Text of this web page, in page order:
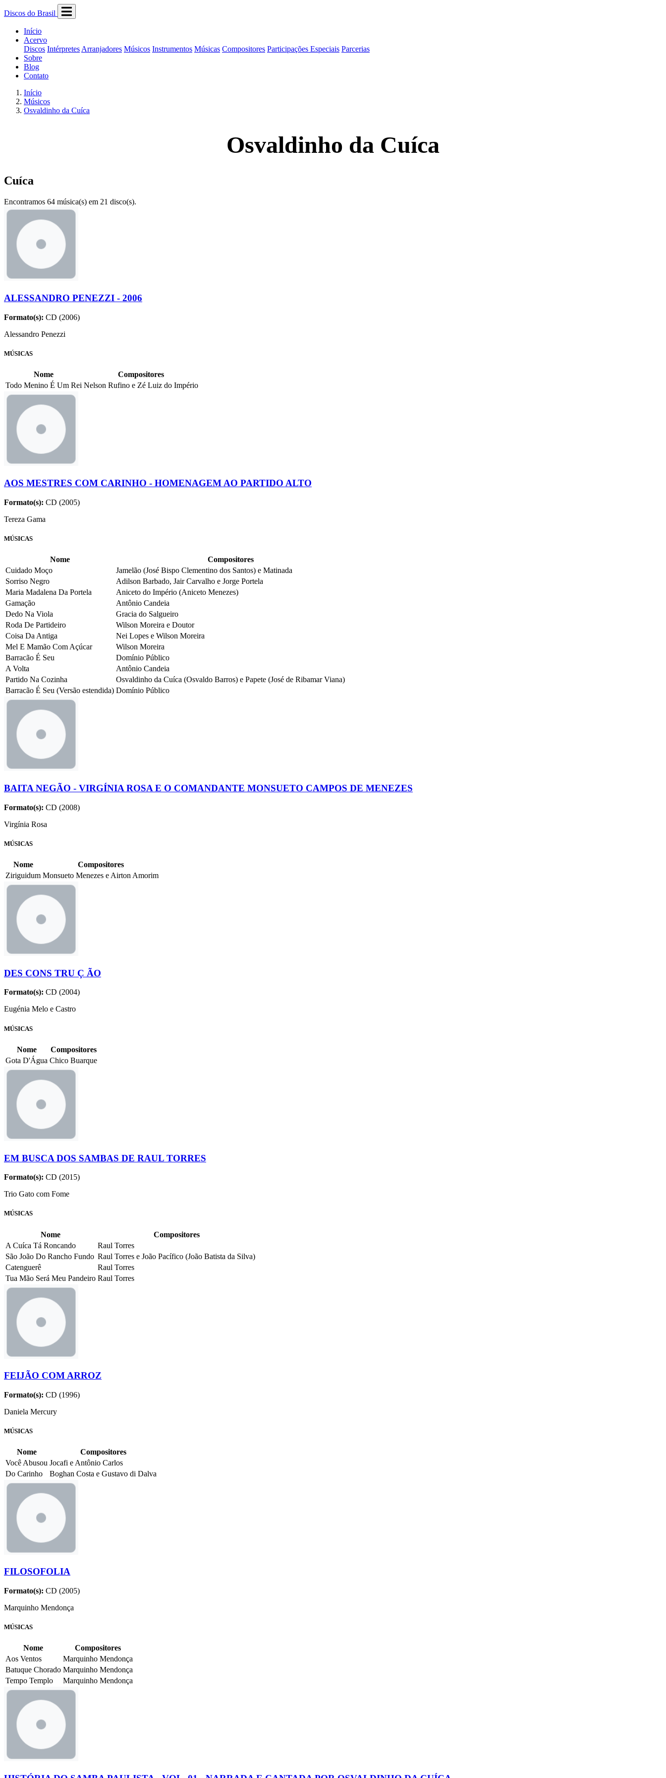
Discos do Brasil
Início
Acervo
Discos Intérpretes Arranjadores Músicos Instrumentos Músicas Compositores Participações Especiais Parcerias
Sobre
Blog
Contato
Início
Músicos
Osvaldinho da Cuíca
Osvaldinho da Cuíca
Cuíca
Encontramos 64 música(s) em 21 disco(s).
ALESSANDRO PENEZZI - 2006
Formato(s): CD (2006)
Alessandro Penezzi
MÚSICAS
Nome
Compositores
Todo Menino É Um Rei Nelson Rufino e Zé Luiz do Império
AOS MESTRES COM CARINHO - HOMENAGEM AO PARTIDO ALTO
Formato(s): CD (2005)
Tereza Gama
MÚSICAS
Nome
Compositores
Cuidado Moço
Jamelão (José Bispo Clementino dos Santos) e Matinada
Sorriso Negro
Adilson Barbado, Jair Carvalho e Jorge Portela
Maria Madalena Da Portela
Aniceto do Império (Aniceto Menezes)
Gamação
Antônio Candeia
Dedo Na Viola
Gracia do Salgueiro
Roda De Partideiro
Wilson Moreira e Doutor
Coisa Da Antiga
Nei Lopes e Wilson Moreira
Mel E Mamão Com Açúcar
Wilson Moreira
Barracão É Seu
Domínio Público
A Volta
Antônio Candeia
Partido Na Cozinha
Osvaldinho da Cuíca (Osvaldo Barros) e Papete (José de Ribamar Viana)
Barracão É Seu (Versão estendida) Domínio Público
BAITA NEGÃO - VIRGÍNIA ROSA E O COMANDANTE MONSUETO CAMPOS DE MENEZES
Formato(s): CD (2008)
Virgínia Rosa
MÚSICAS
Nome
Compositores
Ziriguidum Monsueto Menezes e Airton Amorim
DES CONS TRU Ç ÃO
Formato(s): CD (2004)
Eugénia Melo e Castro
MÚSICAS
Nome
Compositores
Gota D'Água Chico Buarque
EM BUSCA DOS SAMBAS DE RAUL TORRES
Formato(s): CD (2015)
Trio Gato com Fome
MÚSICAS
Nome
Compositores
A Cuíca Tá Roncando
Raul Torres
São João Do Rancho Fundo Raul Torres e João Pacífico (João Batista da Silva)
Catenguerê
Raul Torres
Tua Mão Será Meu Pandeiro Raul Torres
FEIJÃO COM ARROZ
Formato(s): CD (1996)
Daniela Mercury
MÚSICAS
Nome
Compositores
Você Abusou Jocafi e Antônio Carlos
Do Carinho
Boghan Costa e Gustavo di Dalva
FILOSOFOLIA
Formato(s): CD (2005)
Marquinho Mendonça
MÚSICAS
Nome
Compositores
Aos Ventos
Marquinho Mendonça
Batuque Chorado Marquinho Mendonça
Tempo Templo
Marquinho Mendonça